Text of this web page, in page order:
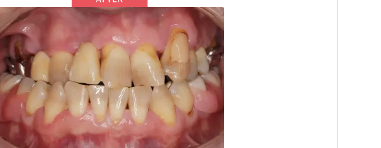
日比谷公園前歯科医院 TEL:05018079329